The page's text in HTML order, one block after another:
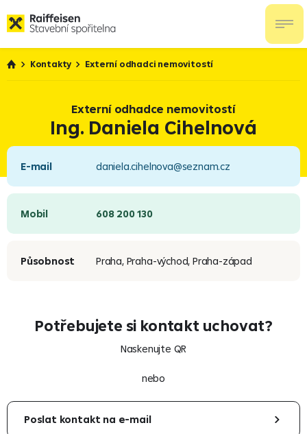
Kontakty Externí odhadci nemovitostí
Externí odhadce nemovitostí
Ing. Daniela Cihelnová
E-mail daniela.cihelnova@seznam.cz
Mobil 608 200 130
Působnost Praha, Praha-východ, Praha-západ
Potřebujete si kontakt uchovat?
Naskenujte QR
nebo
Poslat kontakt na e-mail